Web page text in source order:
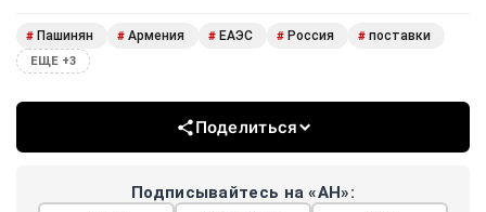
# Пашинян # Армения # ЕАЭС # Россия # поставки
ЕЩЕ +3
Поделиться
Подписывайтесь на «АН»: